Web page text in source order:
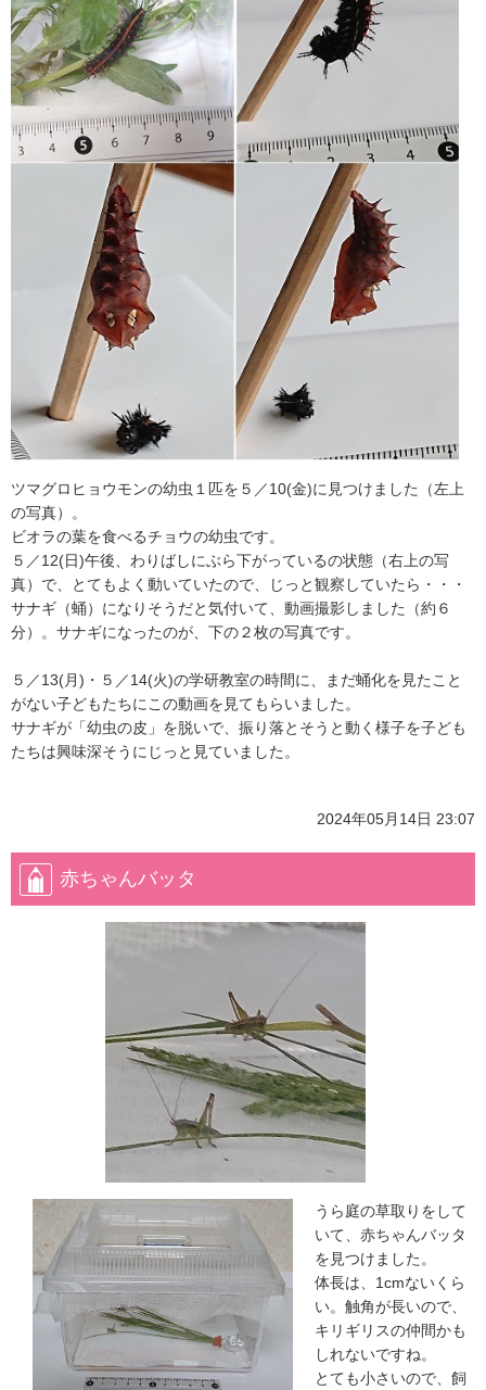
ツマグロヒョウモンの幼虫１匹を５／10(金)に見つけました（左上
の写真）。
ビオラの葉を食べるチョウの幼虫です。
５／12(日)午後、わりばしにぶら下がっているの状態（右上の写
真）で、とてもよく動いていたので、じっと観察していたら・・・
サナギ（蛹）になりそうだと気付いて、動画撮影しました（約６
分）。サナギになったのが、下の２枚の写真です。
５／13(月)・５／14(火)の学研教室の時間に、まだ蛹化を見たこと
がない子どもたちにこの動画を見てもらいました。
サナギが「幼虫の皮」を脱いで、振り落とそうと動く様子を子ども
たちは興味深そうにじっと見ていました。
2024年05月14日 23:07
赤ちゃんバッタ
うら庭の草取りをして
いて、赤ちゃんバッタ
を見つけました。
体長は、1cmないくら
い。触角が長いので、
キリギリスの仲間かも
しれないですね。
とても小さいので、飼